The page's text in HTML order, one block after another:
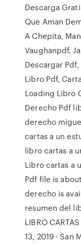
Descarga
Que Aman
A Chepita,
Vaughanpdf,
Descargar
Libro Pdf,
Loading Libro
Derecho Pdf
derecho
cartas a un
libro cartas a
Libro cartas a
Pdf file is
derecho is
resumen del
LIBRO
13, 2019 · San